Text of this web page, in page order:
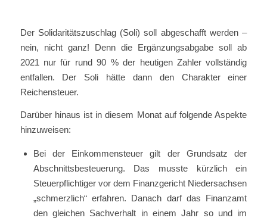
Der Solidaritätszuschlag (Soli) soll abgeschafft werden –
nein, nicht ganz! Denn die Ergänzungsabgabe soll ab
2021 nur für rund 90 % der heutigen Zahler vollständig
entfallen. Der Soli hätte dann den Charakter einer
Reichensteuer.
Darüber hinaus ist in diesem Monat auf folgende Aspekte
hinzuweisen:
Bei der Einkommensteuer gilt der Grundsatz der
Abschnittsbesteuerung. Das musste kürzlich ein
Steuerpflichtiger vor dem Finanzgericht Niedersachsen
„schmerzlich“ erfahren. Danach darf das Finanzamt
den gleichen Sachverhalt in einem Jahr so und im